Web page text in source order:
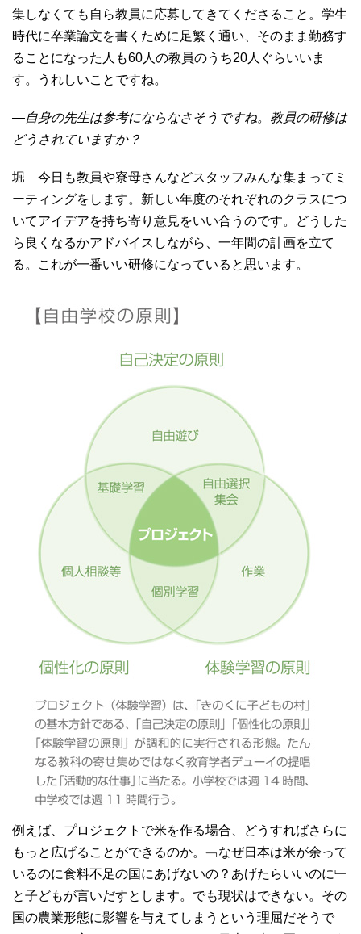
集しなくても自ら教員に応募してきてくださること。学生
時代に卒業論文を書くために足繁く通い、そのまま勤務す
ることになった人も60人の教員のうち20人ぐらいいま
す。うれしいことですね。
―自身の先生は参考にならなさそうですね。教員の研修は
どうされていますか？
堀 今日も教員や寮母さんなどスタッフみんな集まってミ
ーティングをします。新しい年度のそれぞれのクラスにつ
いてアイデアを持ち寄り意見をいい合うのです。どうした
ら良くなるかアドバイスしながら、一年間の計画を立て
る。これが一番いい研修になっていると思います。
例えば、プロジェクトで米を作る場合、どうすればさらに
もっと広げることができるのか。﹁なぜ日本は米が余って
いるのに食料不足の国にあげないの？あげたらいいのに﹂
と子どもが言いだすとします。でも現状はできない。その
国の農業形態に影響を与えてしまうという理屈だそうで